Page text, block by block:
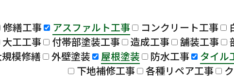
修繕工事 アスファルト工事 コンクリート工事
大工工事
付帯部塗装工事 造成工事 舗装工事
模修繕
外壁塗装 屋根塗装 防水工事 タイル
下地補修工事
各種リペア工事